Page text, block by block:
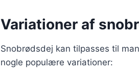
Variationer af
Snobrødsdej kan tilpasses til
nogle populære variationer: